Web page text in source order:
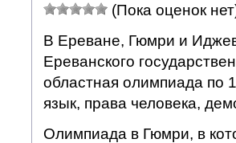
(Пока оценок
В Ереване, Гюмри и
Ереванского
областная олимпиада по
язык, права человека,
Олимпиада в Гюмри, в